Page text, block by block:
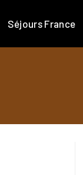
Séjours France